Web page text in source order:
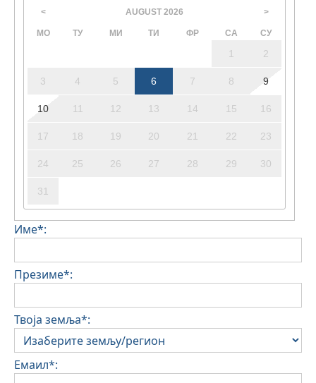
< AUGUST 2026 >
МО ТУ МИ ТИ ФР СА СУ
1 2
3 4 5 6 7 8 9
10 11 12 13 14 15 16
17 18 19 20 21 22 23
24 25 26 27 28 29 30
31
Име*:
Презиме*:
Твоја земља*:
Емаил*: